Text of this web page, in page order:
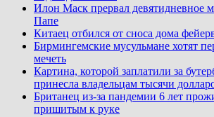
Илон Маск прервал девятидневное
Папе
Китаец отбился от сноса дома
Бирмингемские мусульмане хотят
мечеть
Картина, которой заплатили за
принесла владельцам тысячи
Британец из-за пандемии 6 лет
пришитым к руке